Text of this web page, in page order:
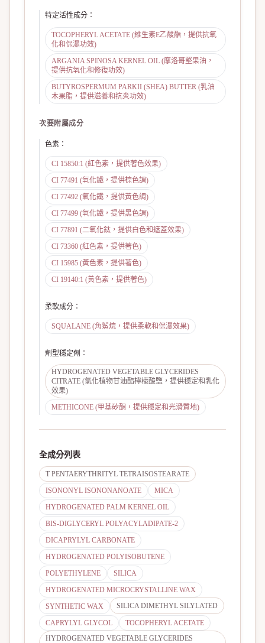
特定活性成分 ：
TOCOPHERYL ACETATE (維生素E乙酸酯，提供抗氧
化和保濕功效)
ARGANIA SPINOSA KERNEL OIL (摩洛哥堅果油，
提供抗氧化和修復功效)
BUTYROSPERMUM PARKII (SHEA) BUTTER (乳油
木果脂，提供滋養和抗炎功效)
次要附屬成分
色素 ：
CI 15850:1 (紅色素，提供著色效果)
CI 77491 (氧化鐵，提供棕色調)
CI 77492 (氧化鐵，提供黃色調)
CI 77499 (氧化鐵，提供黑色調)
CI 77891 (二氧化鈦，提供白色和遮蓋效果)
CI 73360 (紅色素，提供著色)
CI 15985 (黃色素，提供著色)
CI 19140:1 (黃色素，提供著色)
柔軟成分 ：
SQUALANE (角鯊烷，提供柔軟和保濕效果)
劑型穩定劑 ：
HYDROGENATED VEGETABLE GLYCERIDES
CITRATE (氫化植物甘油酯檸檬酸鹽，提供穩定和乳化
效果)
METHICONE (甲基矽酮，提供穩定和光滑質地)
全成分列表
T PENTAERYTHRITYL TETRAISOSTEARATE
ISONONYL ISONONANOATE
MICA
HYDROGENATED PALM KERNEL OIL
BIS-DIGLYCERYL POLYACYLADIPATE-2
DICAPRYLYL CARBONATE
HYDROGENATED POLYISOBUTENE
POLYETHYLENE
SILICA
HYDROGENATED MICROCRYSTALLINE WAX
SYNTHETIC WAX
SILICA DIMETHYL SILYLATED
CAPRYLYL GLYCOL
TOCOPHERYL ACETATE
HYDROGENATED VEGETABLE GLYCERIDES